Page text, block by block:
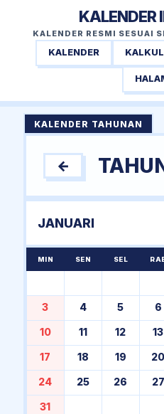
KALENDER
KALENDER RESMI SESUAI
KALENDER
KALENDER TAHUNAN
←
JANUARI
MIN SEN SEL
3 4 5 6
10 11 12 13
17 18 19 20
24 25 26 27
31